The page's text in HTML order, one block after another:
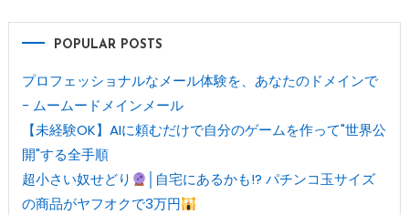
POPULAR POSTS
プロフェッショナルなメール体験を、あなたのドメインで
- ムームードメインメール
【未経験OK】AIに頼むだけで自分のゲームを作って"世界公
開"する全手順
超小さい奴せどり
│自宅にあるかも!? パチンコ玉サイズ
の商品がヤフオクで3万円